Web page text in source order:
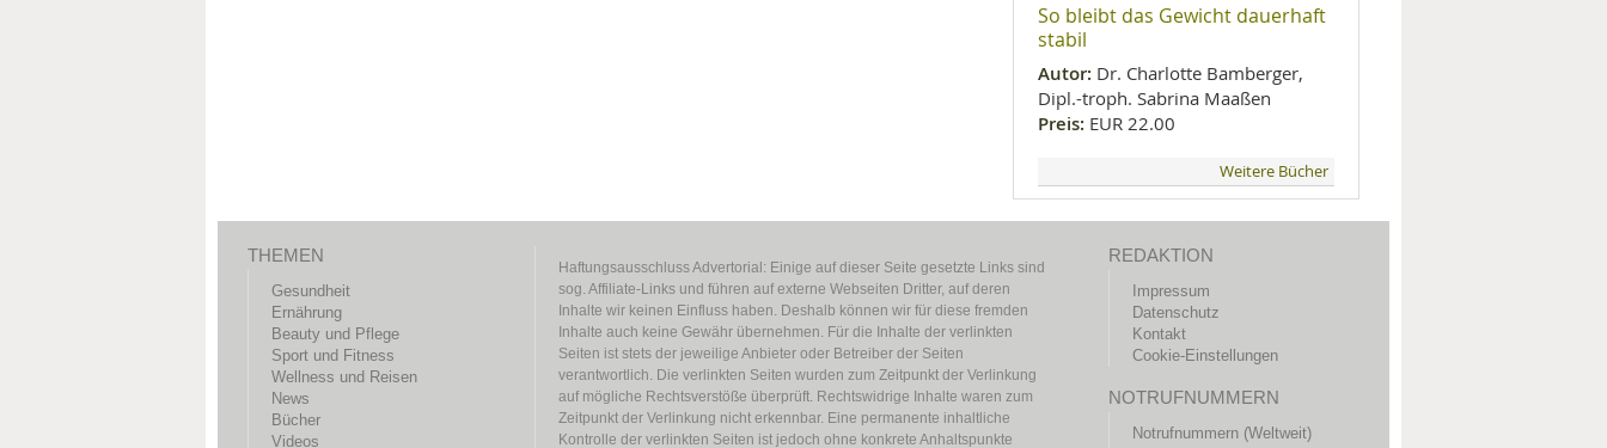
So bleibt das Gewicht dauerhaft
stabil
Autor: Dr. Charlotte Bamberger,
Dipl.-troph. Sabrina Maaßen
Preis: EUR 22.00
Weitere Bücher
THEMEN
Gesundheit
Ernährung
Beauty und Pflege
Sport und Fitness
Wellness und Reisen
News
Bücher
Videos
Haftungsausschluss Advertorial: Einige auf dieser Seite gesetzte Links sind
sog. Affiliate-Links und führen auf externe Webseiten Dritter, auf deren
Inhalte wir keinen Einfluss haben. Deshalb können wir für diese fremden
Inhalte auch keine Gewähr übernehmen. Für die Inhalte der verlinkten
Seiten ist stets der jeweilige Anbieter oder Betreiber der Seiten
verantwortlich. Die verlinkten Seiten wurden zum Zeitpunkt der Verlinkung
auf mögliche Rechtsverstöße überprüft. Rechtswidrige Inhalte waren zum
Zeitpunkt der Verlinkung nicht erkennbar. Eine permanente inhaltliche
Kontrolle der verlinkten Seiten ist jedoch ohne konkrete Anhaltspunkte
REDAKTION
Impressum
Datenschutz
Kontakt
Cookie-Einstellungen
NOTRUFNUMMERN
Notrufnummern (Weltweit)